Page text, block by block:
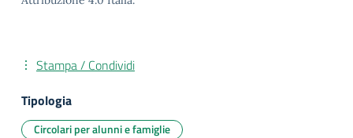
Stampa / Condividi
Tipologia
Circolari per alunni e famiglie